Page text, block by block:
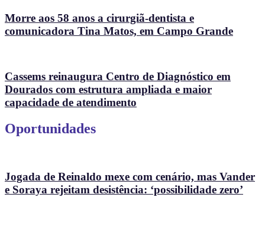
Morre aos 58 anos a cirurgiã-dentista e
comunicadora Tina Matos, em Campo Grande
Cassems reinaugura Centro de Diagnóstico em
Dourados com estrutura ampliada e maior
capacidade de atendimento
Oportunidades
Jogada de Reinaldo mexe com cenário, mas Vander
e Soraya rejeitam desistência: ‘possibilidade zero’